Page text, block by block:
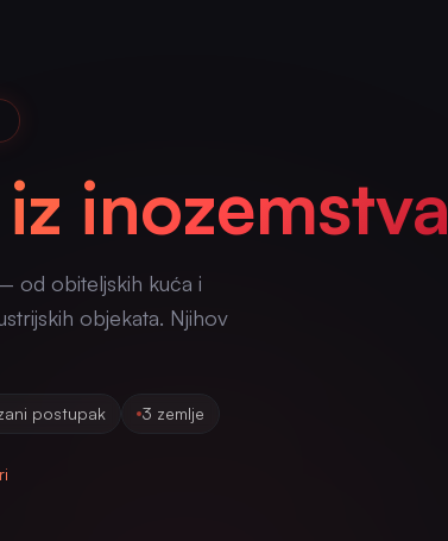
iz inozemstva
od obiteljskih kuća i
objekata. Njihov
postupak 3 zemlje